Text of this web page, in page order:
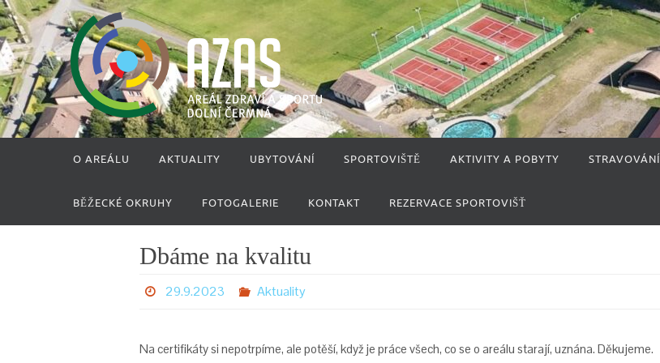
Přeskočit
na
obsah
O AREÁLU AKTUALITY UBYTOVÁNÍ SPORTOVIŠTĚ AKTIVITY A POBYTY STRAVOVÁNÍ
BĚŽECKÉ OKRUHY FOTOGALERIE KONTAKT REZERVACE SPORTOVIŠŤ
Dbáme na kvalitu
29.9.2023 Aktuality
Na certifikáty si nepotrpíme, ale potěší, když je práce všech, co se o areálu starají, uznána. Děkujeme.